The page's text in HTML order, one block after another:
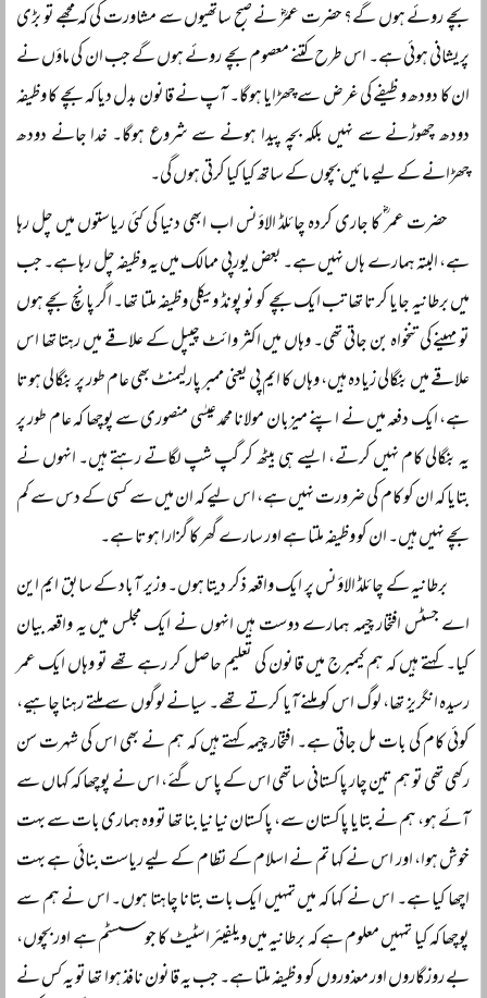
بچے روئے ہوں گے؟ حضرت عمرؓ نے صبح ساتھیوں سے مشاورت کی کہ مجھے تو بڑی
پریشانی ہوئی ہے۔ اس طرح کتنے معصوم بچے روئے ہوں گے جب ان کی ماؤں نے
ان کا دودھ وظیفے کی غرض سے چھڑایا ہوگا۔ آپ نے قانون بدل دیا کہ بچے کا وظیفہ
دودھ چھوڑنے سے نہیں بلکہ بچہ پیدا ہونے سے شروع ہوگا۔ خدا جانے دودھ
چھڑانے کے لیے مائیں بچوں کے ساتھ کیا کیا کرتی ہوں گی۔
حضرت عمر ؓ کا جاری کردہ چائلڈ الاؤنس اب ابھی دنیا کی کئی ریاستوں میں چل رہا
ہے، البتہ ہمارے ہاں نہیں ہے۔ بعض یورپی ممالک میں یہ وظیفہ چل رہا ہے۔ جب
میں برطانیہ جایا کرتا تھا تب ایک بچے کو نو پونڈ ویکلی وظیفہ ملتا تھا۔ اگر پانچ بچے ہوں
تو مہینے کی تنخواہ بن جاتی تھی۔ وہاں میں اکثر وائٹ چیپل کے علاقے میں رہتا تھا اس
علاقے میں بنگالی زیادہ ہیں، وہاں کا ایم پی یعنی ممبر پارلیمنٹ بھی عام طور پر بنگالی ہوتا
ہے، ایک دفعہ میں نے اپنے میزبان مولانا محمد عیسٰی منصوری سے پوچھا کہ عام طور پر
یہ بنگالی کام نہیں کرتے، ایسے ہی بیٹھ کر گپ شپ لگاتے رہتے ہیں۔ انہوں نے
بتایا کہ ان کو کام کی ضرورت نہیں ہے، اس لیے کہ ان میں سے کسی کے دس سے کم
بچے نہیں ہیں۔ ان کو وظیفہ ملتا ہے اور سارے گھر کا گزارا ہوتا ہے۔
برطانیہ کے چائلڈ الاؤنس پر ایک واقعہ ذکر دیتا ہوں۔ وزیر آباد کے سابق ایم این
اے جسٹس افتخار چیمہ ہمارے دوست ہیں انہوں نے ایک مجلس میں یہ واقعہ بیان
کیا۔ کہتے ہیں کہ ہم کیمبرج میں قانون کی تعلیم حاصل کر رہے تھے تو وہاں ایک عمر
رسیدہ انگریز تھا، لوگ اس کو ملنے آیا کرتے تھے۔ سیانے لوگوں سے ملتے رہنا چاہیے،
کوئی کام کی بات مل جاتی ہے۔ افتخار چیمہ کہتے ہیں کہ ہم نے بھی اس کی شہرت سن
رکھی تھی تو ہم تین چار پاکستانی ساتھی اس کے پاس گئے، اس نے پوچھا کہ کہاں سے
آئے ہو، ہم نے بتایا پاکستان سے، پاکستان نیا نیا بنا تھا تو وہ ہماری بات سے بہت
خوش ہوا، اور اس نے کہا تم نے اسلام کے نظام کے لیے ریاست بنائی ہے بہت
اچھا کیا ہے۔ اس نے کہا کہ میں تمہیں ایک بات بتانا چاہتا ہوں۔ اس نے ہم سے
پوچھا کہ کیا تمہیں معلوم ہے کہ برطانیہ میں ویلفیئر اسٹیٹ کا جو سسٹم ہے اور بچوں،
بے روزگاروں اور معذوروں کو وظیفہ ملتا ہے۔ جب یہ قانون نافذ ہوا تھا تو یہ کس نے